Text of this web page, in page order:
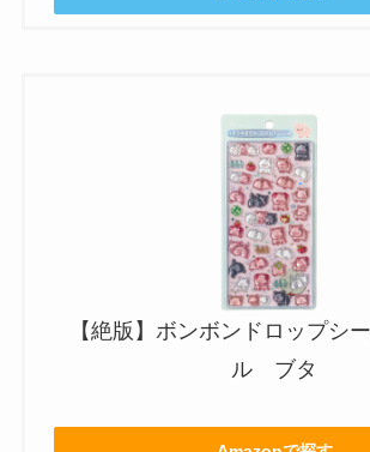
【絶版】ボンボンドロップシ
ル ブタ